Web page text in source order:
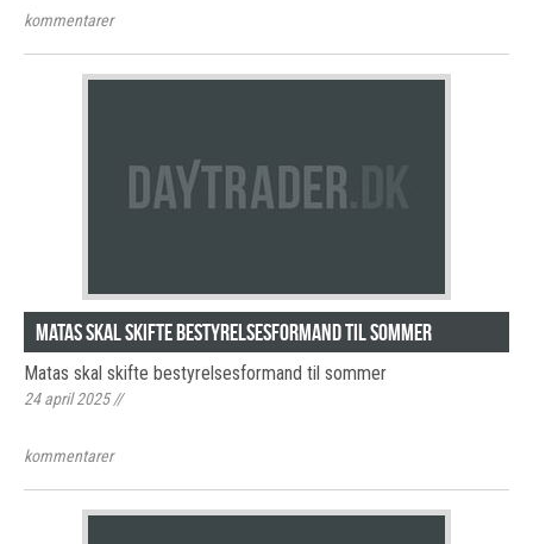
kommentarer
Matas skal skifte bestyrelsesformand til sommer
Matas skal skifte bestyrelsesformand til sommer
24 april 2025//
kommentarer